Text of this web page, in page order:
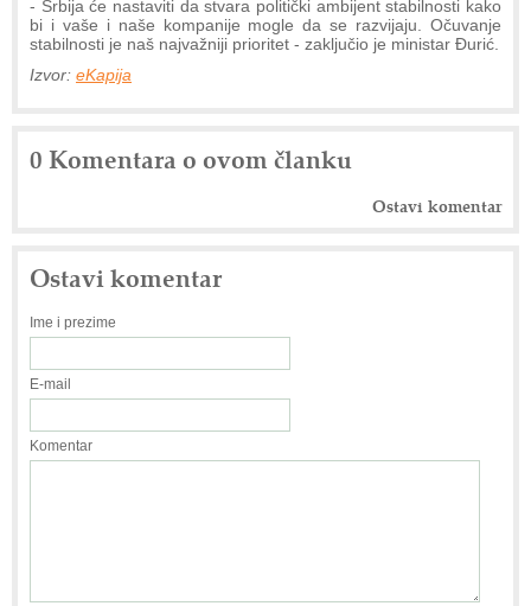
- Srbija će nastaviti da stvara politički ambijent stabilnosti kako
bi i vaše i naše kompanije mogle da se razvijaju. Očuvanje
stabilnosti je naš najvažniji prioritet - zaključio je ministar Đurić.
Izvor: eKapija
0 Komentara o ovom članku
Ostavi komentar
Ostavi komentar
Ime i prezime
E-mail
Komentar